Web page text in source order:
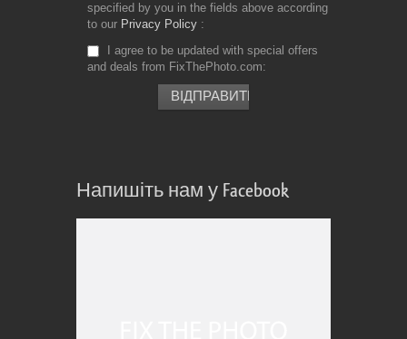
specified by you in the fields above according
to our Privacy Policy
I agree to be updated with special offers
and deals from FixThePhoto.com
Напишіть нам у Facebook